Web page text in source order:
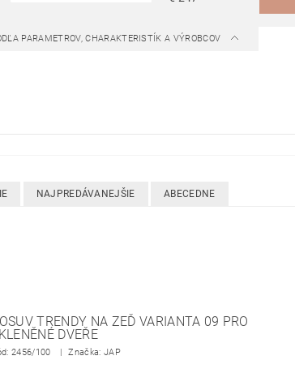
PARAMETROV, CHARAKTERISTÍK A VÝROBCOV
NAJPREDÁVANEJŠIE ABECEDNE
TRENDY NA ZEĎ VARIANTA 09 PRO
DVEŘE
2456/100 Značka: JAP